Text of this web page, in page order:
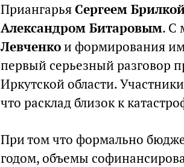
ПриангарьяСергеем
Александром Битаровым. С
Левченкои формирования им
первый серьезный разговор
Иркутской области.
что расклад близок к
При том что формально
годом, объемы